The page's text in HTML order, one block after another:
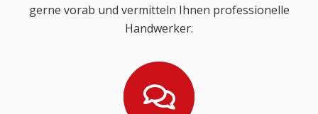
gerne vorab und vermitteln Ihnen professionelle
Handwerker.